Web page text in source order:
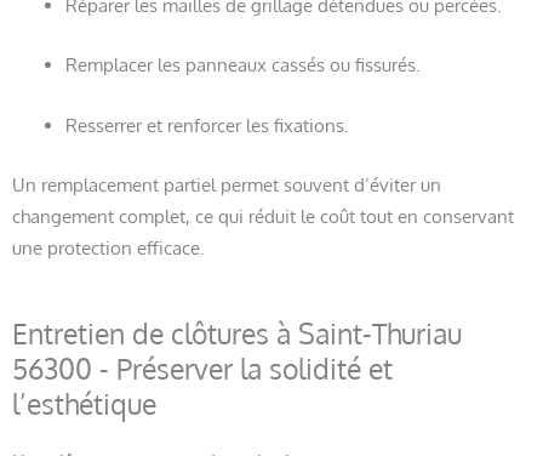
Réparer les mailles de grillage détendues ou percées.
Remplacer les panneaux cassés ou fissurés.
Resserrer et renforcer les fixations.
Un remplacement partiel permet souvent d’éviter un
changement complet, ce qui réduit le coût tout en conservant
une protection efficace.
Entretien de clôtures à Saint-Thuriau
56300 - Préserver la solidité et
l’esthétique